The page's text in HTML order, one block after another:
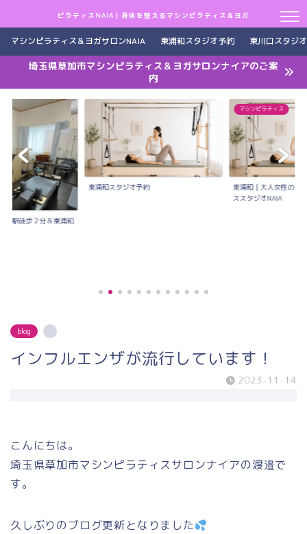
ピラティスNAIA｜身体を整えるマシンピラティス＆ヨガ
マシンピラティス＆ヨガサロンNAIA 東浦和スタジオ予約 東川口スタジ
埼玉県草加市マシンピラティス＆ヨガサロンナイアのご案
内
口駅徒歩２分＆東浦和
東浦和スタジオ予約
マシンピラティス
東浦和｜大人女性のた
ススタジオNAIA
blog
インフルエンザが流行しています！
2023-11-14
こんにちは。
埼玉県草加市マシンピラティスサロンナイアの渡邉で
す。
久しぶりのブログ更新となりました